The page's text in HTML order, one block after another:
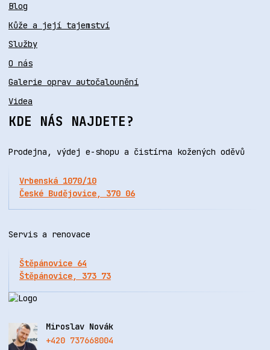
Blog
Kůže a její tajemství
Služby
O nás
Galerie oprav autočalounění
Videa
KDE NÁS NAJDETE?
Prodejna, výdej e-shopu a čistírna kožených oděvů
Vrbenská 1070/10
České Budějovice, 370 06
Servis a renovace
Štěpánovice 64
Štěpánovice, 373 73
Miroslav Novák
+420 737668004